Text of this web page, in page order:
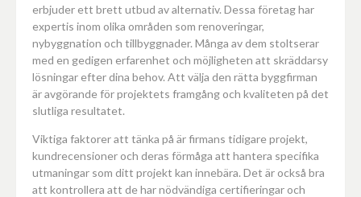
erbjuder ett brett utbud av alternativ. Dessa företag har
expertis inom olika områden som renoveringar,
nybyggnation och tillbyggnader. Många av dem stoltserar
med en gedigen erfarenhet och möjligheten att skräddarsy
lösningar efter dina behov. Att välja den rätta byggfirman
är avgörande för projektets framgång och kvaliteten på det
slutliga resultatet.
Viktiga faktorer att tänka på är firmans tidigare projekt,
kundrecensioner och deras förmåga att hantera specifika
utmaningar som ditt projekt kan innebära. Det är också bra
att kontrollera att de har nödvändiga certifieringar och